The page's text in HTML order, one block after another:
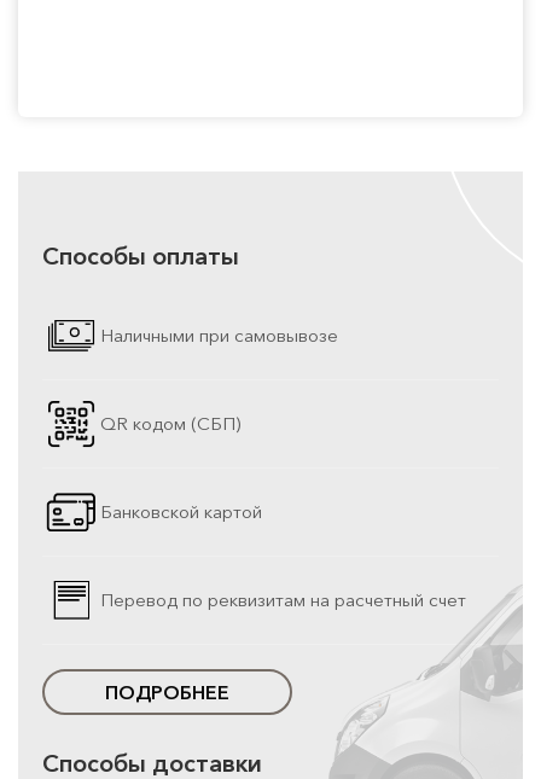
Способы оплаты
Наличными при самовывозе
QR кодом (СБП)
Банковской картой
Перевод по реквизитам на расчетный счет
ПОДРОБНЕЕ
Способы доставки